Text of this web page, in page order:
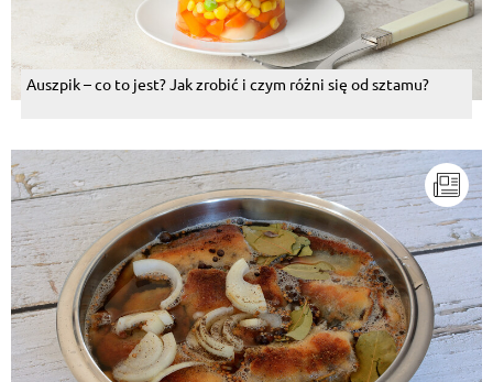
Auszpik – co to jest? Jak zrobić i czym różni się od sztamu?